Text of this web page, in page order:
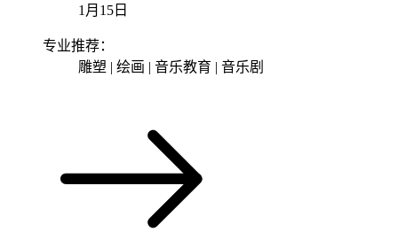
1月15日
专业推荐：
雕塑 | 绘画 | 音乐教育 | 音乐剧